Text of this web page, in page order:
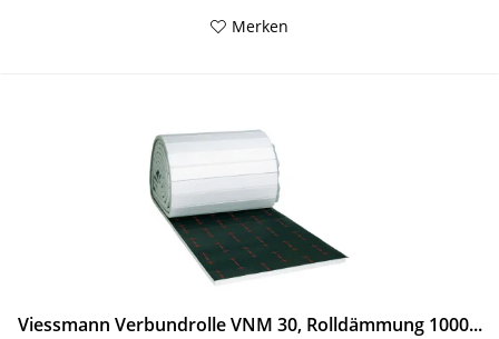
Merken
Viessmann Verbundrolle VNM 30, Rolldämmung 1000...